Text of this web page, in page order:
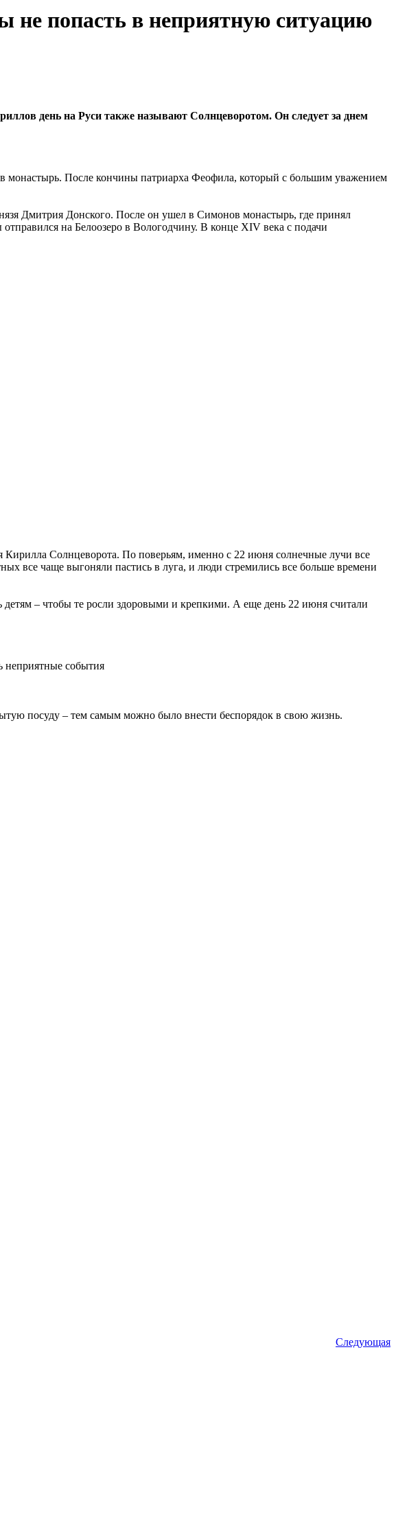
не попасть в неприятную ситуацию
день на Руси также называют Солнцеворотом. Он следует за днем
монастырь. После кончины патриарха Феофила, который с большим уважением
Дмитрия Донского. После он ушел в Симонов монастырь, где принял
на Белоозеро в Вологодчину. В конце XIV века с подачи
Солнцеворота. По поверьям, именно с 22 июня солнечные лучи все
все чаще выгоняли пастись в луга, и люди стремились все больше времени
– чтобы те росли здоровыми и крепкими. А еще день 22 июня считали
неприятные события
посуду – тем самым можно было внести беспорядок в свою жизнь.
Следующая